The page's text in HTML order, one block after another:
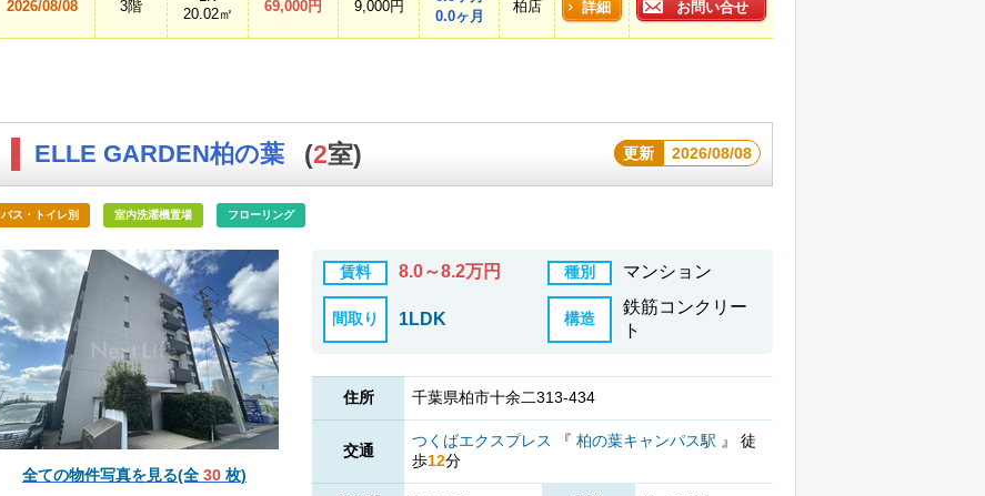
2026/08/08 3階
20.02㎡
69,000円 9,000円
0.0ヶ月
柏店 詳細 お問い合せ
ELLE GARDEN柏の葉 (2室) 更新 2026/08/08
バス・トイレ別 室内洗濯機置場 フローリング
全ての物件写真を見る(全 30 枚)
賃料 8.0～8.2万円 種別 マンション
間取り 1LDK 構造
鉄筋コンクリー
ト
住所 千葉県柏市十余二313-434
交通
つくばエクスプレス 『 柏の葉キャンパス駅 』 徒
歩12分